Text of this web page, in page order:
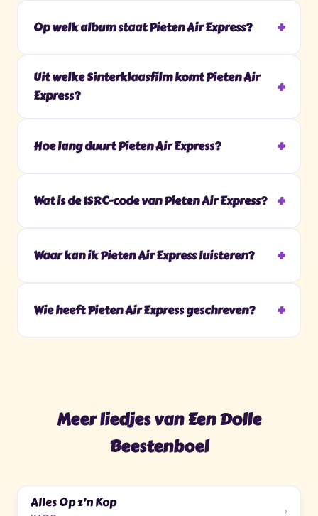
Op welk album staat Pieten Air Express?
Uit welke Sinterklaasfilm komt Pieten Air
Express?
Hoe lang duurt Pieten Air Express?
Wat is de ISRC-code van Pieten Air Express?
Waar kan ik Pieten Air Express luisteren?
Wie heeft Pieten Air Express geschreven?
Meer liedjes van Een Dolle
Beestenboel
Alles Op z’n Kop ›